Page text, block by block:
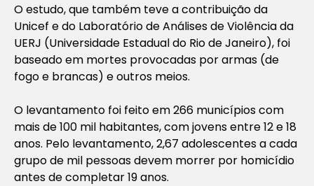
O estudo, que também teve a contribuição da
Unicef e do Laboratório de Análises de Violência da
UERJ (Universidade Estadual do Rio de Janeiro), foi
baseado em mortes provocadas por armas (de
fogo e brancas) e outros meios.
O levantamento foi feito em 266 municípios com
mais de 100 mil habitantes, com jovens entre 12 e 18
anos. Pelo levantamento, 2,67 adolescentes a cada
grupo de mil pessoas devem morrer por homicídio
antes de completar 19 anos.